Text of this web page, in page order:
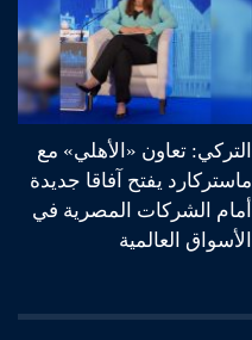
التركي: تعاون «الأهلي» مع
ماستركارد يفتح آفاقا جديدة
أمام الشركات المصرية في
الأسواق العالمية